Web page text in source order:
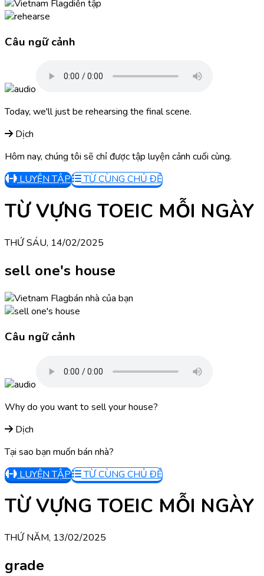
diễn tập
Câu ngữ cảnh
Today, we'll just be rehearsing the final scene.
Dịch
Hôm nay, chúng tôi sẽ chỉ được tập luyện cảnh cuối cùng.
LUYỆN TẬP
TỪ CÙNG CHỦ ĐỀ
TỪ VỰNG TOEIC MỖI NGÀY
THỨ SÁU, 14/02/2025
sell one's house
bán nhà của bạn
Câu ngữ cảnh
Why do you want to sell your house?
Dịch
Tại sao bạn muốn bán nhà?
LUYỆN TẬP
TỪ CÙNG CHỦ ĐỀ
TỪ VỰNG TOEIC MỖI NGÀY
THỨ NĂM, 13/02/2025
grade